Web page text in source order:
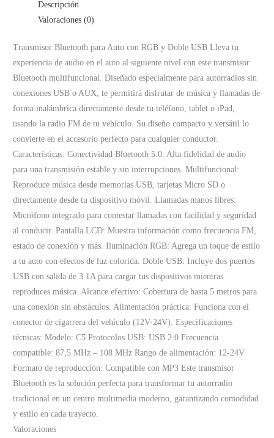
Descripción
Valoraciones (0)
Transmisor Bluetooth para Auto con RGB y Doble USB Lleva tu
experiencia de audio en el auto al siguiente nivel con este transmisor
Bluetooth multifuncional. Diseñado especialmente para autorradios sin
conexiones USB o AUX, te permitirá disfrutar de música y llamadas de
forma inalámbrica directamente desde tu teléfono, tablet o iPad,
usando la radio FM de tu vehículo. Su diseño compacto y versátil lo
convierte en el accesorio perfecto para cualquier conductor.
Características: Conectividad Bluetooth 5.0: Alta fidelidad de audio
para una transmisión estable y sin interrupciones. Multifuncional:
Reproduce música desde memorias USB, tarjetas Micro SD o
directamente desde tu dispositivo móvil. Llamadas manos libres:
Micrófono integrado para contestar llamadas con facilidad y seguridad
al conducir. Pantalla LCD: Muestra información como frecuencia FM,
estado de conexión y más. Iluminación RGB: Agrega un toque de estilo
a tu auto con efectos de luz colorida. Doble USB: Incluye dos puertos
USB con salida de 3.1A para cargar tus dispositivos mientras
reproduces música. Alcance efectivo: Cobertura de hasta 5 metros para
una conexión sin obstáculos. Alimentación práctica: Funciona con el
conector de cigarrera del vehículo (12V-24V). Especificaciones
técnicas: Modelo: C5 Protocolos USB: USB 2.0 Frecuencia
compatible: 87,5 MHz – 108 MHz Rango de alimentación: 12-24V
Formato de reproducción: Compatible con MP3 Este transmisor
Bluetooth es la solución perfecta para transformar tu autorradio
tradicional en un centro multimedia moderno, garantizando comodidad
y estilo en cada trayecto.
Valoraciones